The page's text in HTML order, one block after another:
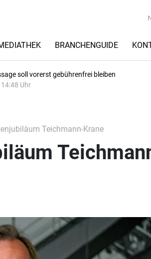
BRANCHENGUIDE
soll vorerst gebührenfrei bleiben
Uhr
Teichmann-Krane